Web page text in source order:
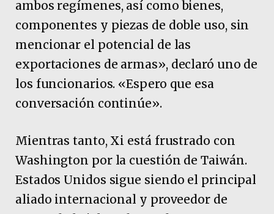
ambos regímenes, así como bienes,
componentes y piezas de doble uso, sin
mencionar el potencial de las
exportaciones de armas», declaró uno de
los funcionarios. «Espero que esa
conversación continúe».
Mientras tanto, Xi está frustrado con
Washington por la cuestión de Taiwán.
Estados Unidos sigue siendo el principal
aliado internacional y proveedor de